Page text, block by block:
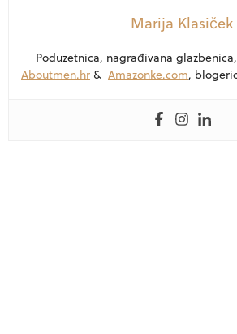
Marija Klasiček
Poduzetnica, nagrađivana
Aboutmen.hr & Amazonke.com,